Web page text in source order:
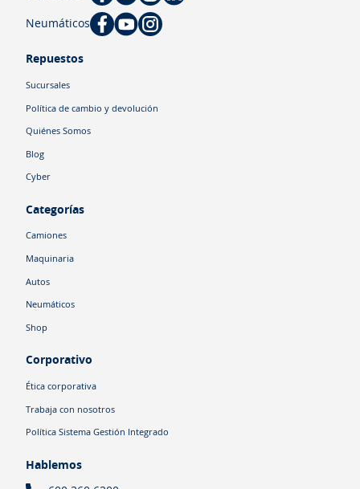
Neumáticos
Repuestos
Sucursales
Política de cambio y devolución
Quiénes Somos
Blog
Cyber
Categorías
Camiones
Maquinaria
Autos
Neumáticos
Shop
Corporativo
Ética corporativa
Trabaja con nosotros
Política Sistema Gestión Integrado
Hablemos